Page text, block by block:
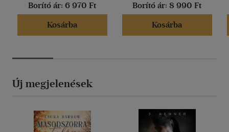
Borító ár: 6 970 Ft
Kosárba
Borító ár: 8 990 Ft
Kosárba
Új megjelenések